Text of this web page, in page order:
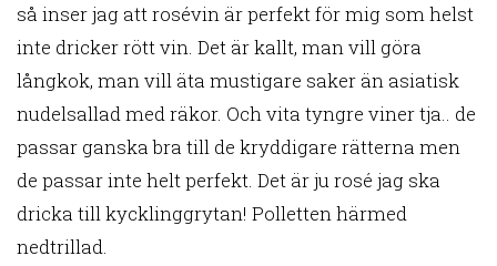
så inser jag att rosévin är perfekt för mig som helst
inte dricker rött vin. Det är kallt, man vill göra
långkok, man vill äta mustigare saker än asiatisk
nudelsallad med räkor. Och vita tyngre viner tja.. de
passar ganska bra till de kryddigare rätterna men
de passar inte helt perfekt. Det är ju rosé jag ska
dricka till kycklinggrytan! Polletten härmed
nedtrillad.